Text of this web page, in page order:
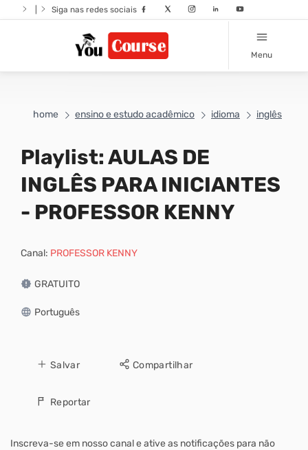
Siga nas redes sociais
Menu
home ensino e estudo acadêmico idioma inglês
Playlist: AULAS DE
INGLÊS PARA INICIANTES
- PROFESSOR KENNY
Canal: PROFESSOR KENNY
GRATUITO
Português
Salvar Compartilhar
Reportar
Inscreva-se em nosso canal e ative as notificações para não